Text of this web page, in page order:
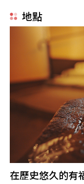
地點
在歷史悠久的有